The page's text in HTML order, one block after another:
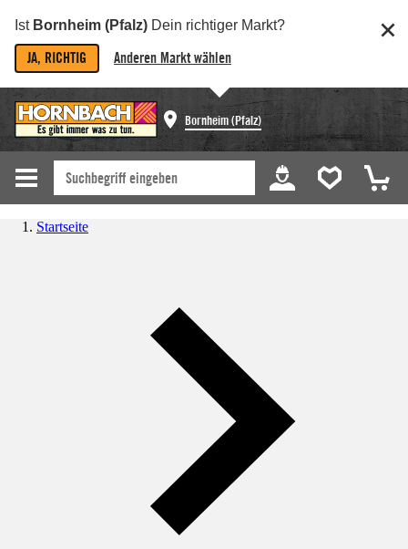
Ist Bornheim (Pfalz) Dein richtiger Markt?
JA, RICHTIG Anderen Markt wählen
Bornheim (Pfalz)
Startseite